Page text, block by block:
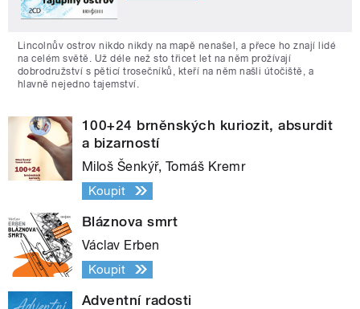
Lincolnův ostrov nikdo nikdy na mapě nenašel, a přece ho znají lidé
na celém světě. Už déle než sto třicet let na něm prožívají
dobrodružství s pěticí trosečníků, kteří na něm našli útočiště, a
hlavně nejedno tajemství.
100+24 brněnských kuriozit, absurdit
a bizarností
Miloš Šenkýř, Tomáš Kremr
Koupit
Bláznova smrt
Václav Erben
Koupit
Adventní radosti